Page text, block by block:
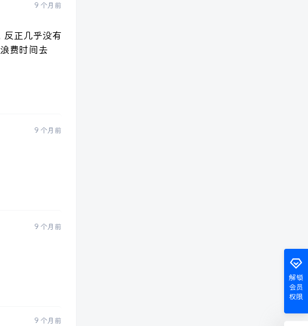
9 个月前
反正几乎没有
费时间去
9 个月前
9 个月前
9 个月前
解锁
会员
权限